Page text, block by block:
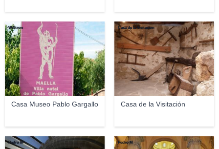
Casa Museo Pablo Gargallo
Willtron
Casa de la Visitación
Casa de la Visitación
Pedro M Pedro M